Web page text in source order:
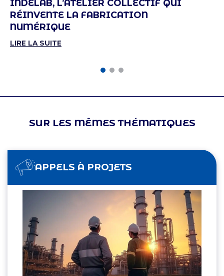
INDELAB, L’ATELIER COLLECTIF QUI
RÉINVENTE LA FABRICATION
NUMÉRIQUE
LIRE LA SUITE
SUR LES MÊMES THÉMATIQUES
APPELS À PROJETS